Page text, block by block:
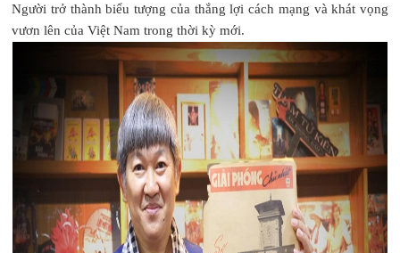
Người trở thành biểu tượng của thắng lợi cách mạng và khát vọng
vươn lên của Việt Nam trong thời kỳ mới.